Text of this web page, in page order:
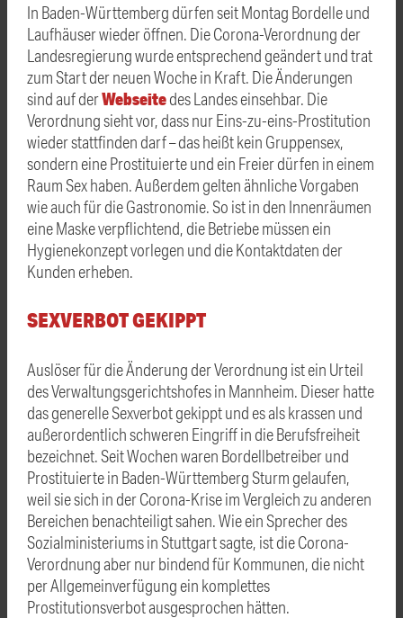
In Baden-Württemberg dürfen seit Montag Bordelle und
Laufhäuser wieder öffnen. Die Corona-Verordnung der
Landesregierung wurde entsprechend geändert und trat
zum Start der neuen Woche in Kraft. Die Änderungen
sind auf derWebseitedes Landes einsehbar. Die
Verordnung sieht vor, dass nur Eins-zu-eins-Prostitution
wieder stattfinden darf – das heißt kein Gruppensex,
sondern eine Prostituierte und ein Freier dürfen in einem
Raum Sex haben. Außerdem gelten ähnliche Vorgaben
wie auch für die Gastronomie. So ist in den Innenräumen
eine Maske verpflichtend, die Betriebe müssen ein
Hygienekonzept vorlegen und die Kontaktdaten der
Kunden erheben.
SEXVERBOT GEKIPPT
Auslöser für die Änderung der Verordnung ist ein Urteil
des Verwaltungsgerichtshofes in Mannheim. Dieser hatte
das generelle Sexverbot gekippt und es als krassen und
außerordentlich schweren Eingriff in die Berufsfreiheit
bezeichnet. Seit Wochen waren Bordellbetreiber und
Prostituierte in Baden-Württemberg Sturm gelaufen,
weil sie sich in der Corona-Krise im Vergleich zu anderen
Bereichen benachteiligt sahen. Wie ein Sprecher des
Sozialministeriums in Stuttgart sagte, ist die Corona-
Verordnung aber nur bindend für Kommunen, die nicht
per Allgemeinverfügung ein komplettes
Prostitutionsverbot ausgesprochen hätten.